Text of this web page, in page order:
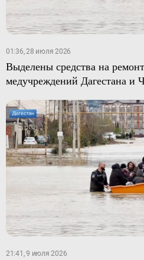
01:36, 28 июля 2026
Выделены средства на
медучреждений Дагестана и
21:41, 9 июля 2026